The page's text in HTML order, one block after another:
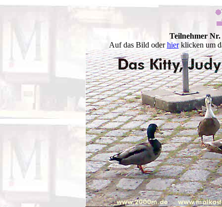
Teilnehmer Nr.
Auf das Bild oderhierklicken um